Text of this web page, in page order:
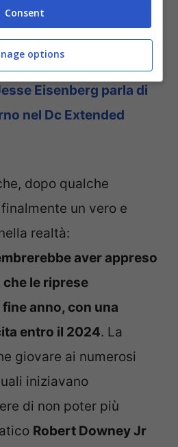
Eisenberg parla di
nel Dc Extended
dopo qualche
un vero e
realtà:
aver appreso
le riprese
anno, con una
entro il 2024. La
giovare ai numerosi
iniziavano
di non poter più
Robert Downey Jr
Consent
options